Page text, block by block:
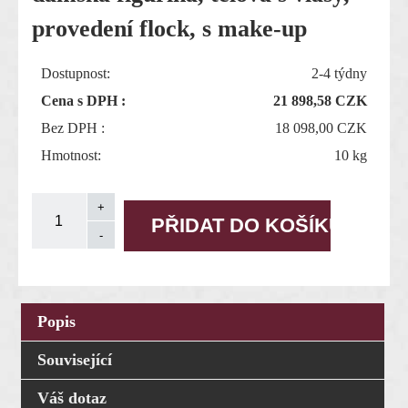
provedení flock, s make-up
Dostupnost:
2-4 týdny
Cena s DPH :
21 898,58 CZK
Bez DPH :
18 098,00 CZK
Hmotnost:
10 kg
Popis
Související
Váš dotaz